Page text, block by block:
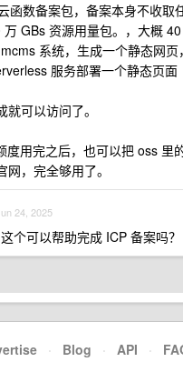
函数备案包，备案本身不收
GBs 资源用量包。，大概 40
系统，生成一个静态网页
服务部署一个静态页面
可以访问了。
度用完之后，也可以把 oss 里
网，完全够用了。
24, 2025
这个可以帮助完成 ICP 备案吗？
· Blog · API ·